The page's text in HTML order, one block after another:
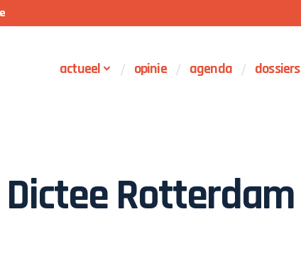
actueel opinie agenda dossiers
Rotterdam